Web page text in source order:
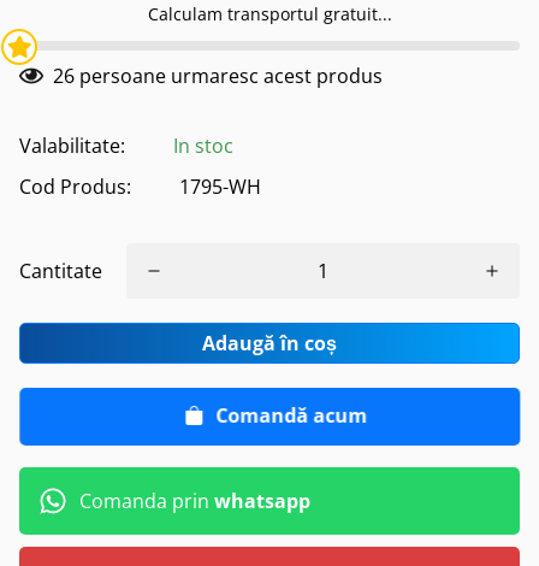
Calculam transportul gratuit...
26 persoane urmaresc acest produs
Valabilitate:
In stoc
Cod Produs:
1795-WH
Cantitate
Adaugă în coș
Comandă acum
Comanda prin whatsapp